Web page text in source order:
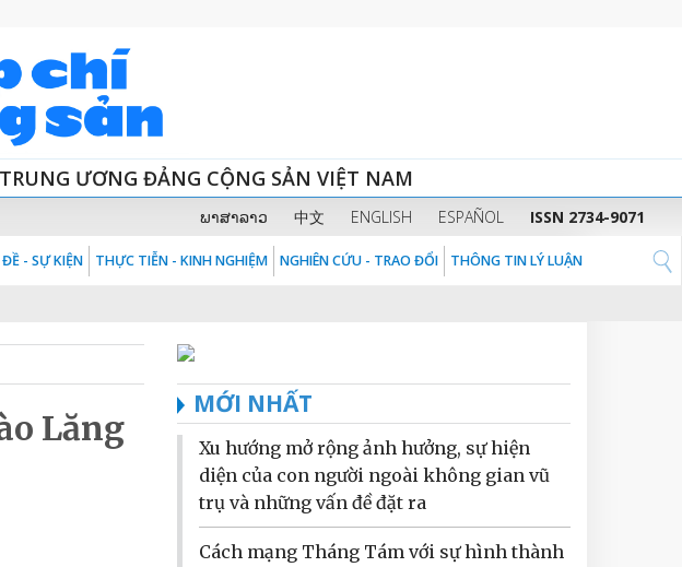
ƯƠNG ĐẢNG CỘNG SẢN VIỆT NAM
ພາສາລາວ 中文 ENGLISH ESPAÑOL ISSN 2734-9071
- SỰ KIỆN THỰC TIỄN - KINH NGHIỆM NGHIÊN CỨU - TRAO ĐỔI THÔNG TIN LÝ LUẬN
Lăng
MỚI NHẤT
Xu hướng mở rộng ảnh hưởng, sự hiện
diện của con người ngoài không gian vũ
trụ và những vấn đề đặt ra
Cách mạng Tháng Tám với sự hình thành